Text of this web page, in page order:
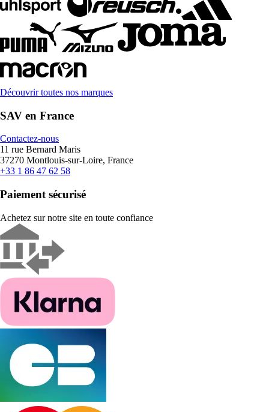
Découvrir toutes nos marques
SAV en France
Contactez-nous
11 rue Bernard Maris
37270 Montlouis-sur-Loire, France
+33 1 86 47 62 58
Paiement sécurisé
Achetez sur notre site en toute confiance